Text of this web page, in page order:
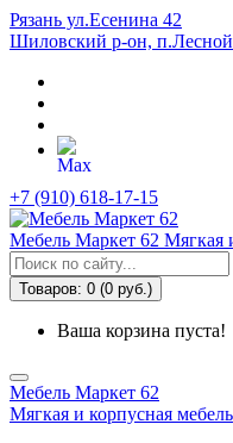
Рязань ул.Есенина 42
Шиловский р-он, п.Лесной
+7 (910) 618-17-15
Мебель Маркет 62 Мягкая
Товаров: 0 (0 руб.)
Ваша корзина пуста!
Мебель Маркет 62
Мягкая и корпусная мебель